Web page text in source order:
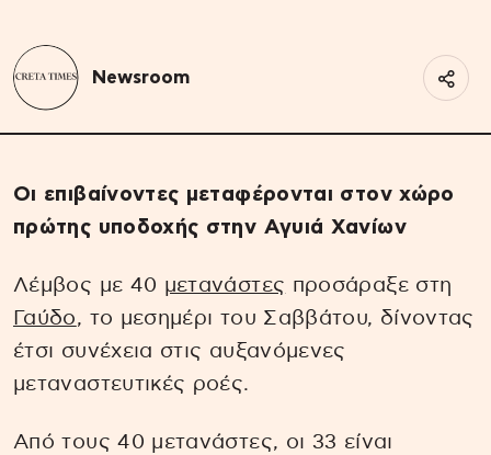
Newsroom
Οι επιβαίνοντες μεταφέρονται στον χώρο
πρώτης υποδοχής στην Αγυιά Χανίων
Λέμβος με 40 μετανάστες προσάραξε στη
Γαύδο, το μεσημέρι του Σαββάτου, δίνοντας
έτσι συνέχεια στις αυξανόμενες
μεταναστευτικές ροές.
Από τους 40 μετανάστες, οι 33 είναι